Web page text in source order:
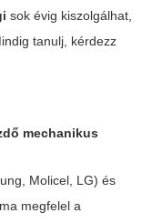
sok évig kiszolgálhat,
tanulj, kérdezz
mechanikus
Molicel, LG) és
megfelel a